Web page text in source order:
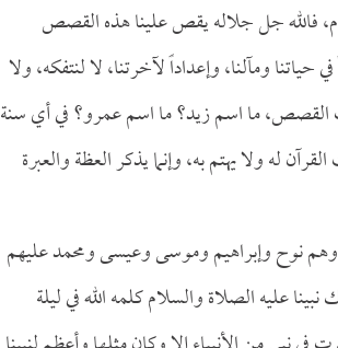
فالله جل جلاله يقص علينا هذه القصص
ومآلنا، وإعداداً لآخرتنا، لا لنتفكه، ولا
القصص، ما اسم زيد؟ ما اسم عمرو؟ في أي سنة
له ولا يهتم به، وإنما يذكر العظة والعبرة
نوح وإبراهيم وموسى وعيسى ومحمد عليهم
عليه الصلاة والسلام كلمه الله في ليلة